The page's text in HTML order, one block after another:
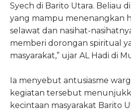
Syech di Barito Utara. Beliau
yang mampu menenangkan
selawat dan nasihat-
memberi dorongan spiritual
masyarakat,” ujar AL Hadi di
Ia menyebut antusiasme
kegiatan tersebut
kecintaan masyarakat Barito